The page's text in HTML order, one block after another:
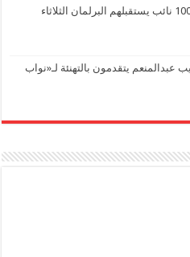
ننشر أسماء أول 100 نائب يستقبلهم البرلمان الثلاثاء
عبدالمنعم يتقدمون بالتهنئة لـ«نواب